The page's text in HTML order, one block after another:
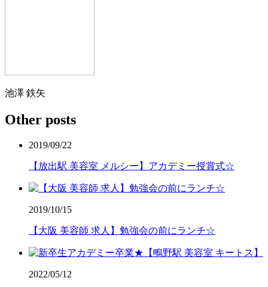
池澤 鉄矢
Other posts
2019/09/22
【放出駅 美容室 メルシー】アカデミー授賞式☆
2019/10/15
【大阪 美容師 求人】勉強会の前にランチ☆
2022/05/12